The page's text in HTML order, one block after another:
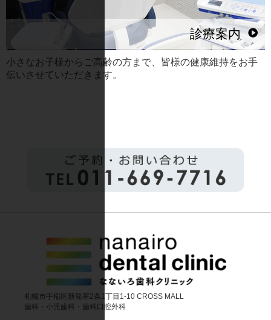
診療案内
小さなお子様からご高齢の方まで、皆様の健康維持をお手
伝いさせていただきます。
札幌市手稲区新発寒2条1丁目1-10 CROSS MALL
歯科・小児歯科・歯科口腔外科